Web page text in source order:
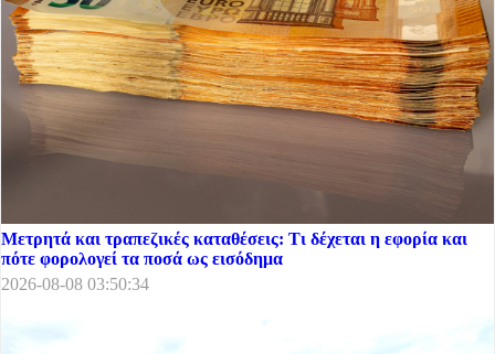
Μετρητά και τραπεζικές καταθέσεις: Τι δέχεται η εφορία και
πότε φορολογεί τα ποσά ως εισόδημα
2026-08-08 03:50:34